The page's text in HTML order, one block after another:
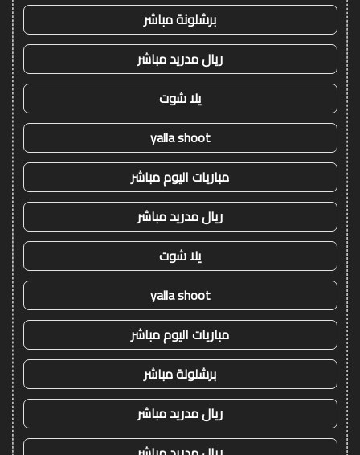
برشلونة مباشر
ريال مدريد مباشر
يلا شوت
yalla shoot
مباريات اليوم مباشر
ريال مدريد مباشر
يلا شوت
yalla shoot
مباريات اليوم مباشر
برشلونة مباشر
ريال مدريد مباشر